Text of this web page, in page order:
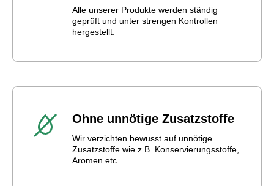
Alle unserer Produkte werden ständig
geprüft und unter strengen Kontrollen
hergestellt.
Ohne unnötige Zusatzstoffe
Wir verzichten bewusst auf unnötige
Zusatzstoffe wie z.B. Konservierungsstoffe,
Aromen etc.